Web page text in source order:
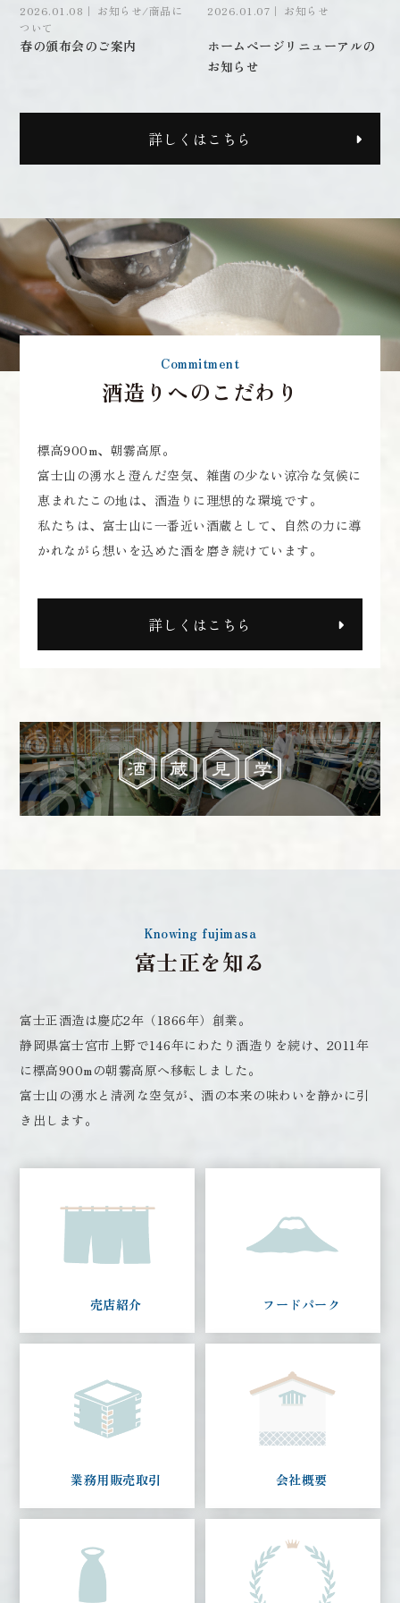
2026.01.08｜ お知らせ/商品に
ついて
春の頒布会のご案内
2026.01.07｜ お知らせ
ホームページリニューアルの
お知らせ
詳しくはこちら
Commitment
酒造りへのこだわり
標高900m、朝霧高原。
富士山の湧水と澄んだ空気、雑菌の少ない涼冷な気候に
恵まれたこの地は、酒造りに理想的な環境です。
私たちは、富士山に一番近い酒蔵として、自然の力に導
かれながら想いを込めた酒を磨き続けています。
詳しくはこちら
Knowing fujimasa
富士正を知る
富士正酒造は慶応2年（1866年）創業。
静岡県富士宮市上野で146年にわたり酒造りを続け、2011年
に標高900mの朝霧高原へ移転しました。
富士山の湧水と清冽な空気が、酒の本来の味わいを静かに引
き出します。
売店紹介 フードパーク
業務用販売取引 会社概要